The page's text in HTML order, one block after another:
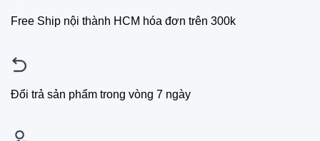
Free Ship nội thành HCM hóa đơn trên 300k
Đổi trả sản phẩm trong vòng 7 ngày